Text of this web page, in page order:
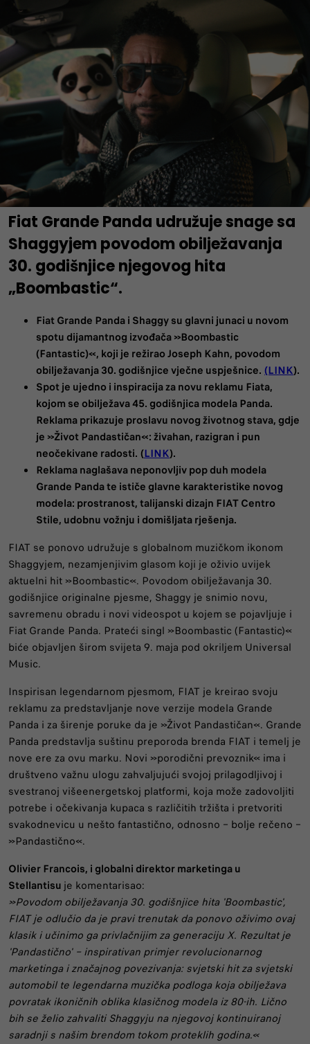
Fiat Grande Panda udružuje snage sa
Shaggyjem povodom obilježavanja
30. godišnjice njegovog hita
„Boombastic“.
Fiat Grande Panda i Shaggy su glavni junaci u novom
spotu dijamantnog izvođača »Boombastic
(Fantastic)«, koji je režirao Joseph Kahn, povodom
obilježavanja 30. godišnjice vječne uspješnice. (LINK).
Spot je ujedno i inspiracija za novu reklamu Fiata,
kojom se obilježava 45. godišnjica modela Panda.
Reklama prikazuje proslavu novog životnog stava, gdje
je »Život Pandastičan«: živahan, razigran i pun
neočekivane radosti. (LINK).
Reklama naglašava neponovljiv pop duh modela
Grande Panda te ističe glavne karakteristike novog
modela: prostranost, talijanski dizajn FIAT Centro
Stile, udobnu vožnju i domišljata rješenja.
FIAT se ponovo udružuje s globalnom muzičkom ikonom
Shaggyjem, nezamjenjivim glasom koji je oživio uvijek
aktuelni hit »Boombastic«. Povodom obilježavanja 30.
godišnjice originalne pjesme, Shaggy je snimio novu,
savremenu obradu i novi videospot u kojem se pojavljuje i
Fiat Grande Panda. Prateći singl »Boombastic (Fantastic)«
biće objavljen širom svijeta 9. maja pod okriljem Universal
Music.
Inspirisan legendarnom pjesmom, FIAT je kreirao svoju
reklamu za predstavljanje nove verzije modela Grande
Panda i za širenje poruke da je »Život Pandastičan«. Grande
Panda predstavlja suštinu preporoda brenda FIAT i temelj je
nove ere za ovu marku. Novi »porodični prevoznik« ima i
društveno važnu ulogu zahvaljujući svojoj prilagodljivoj i
svestranoj višeenergetskoj platformi, koja može zadovoljiti
potrebe i očekivanja kupaca s različitih tržišta i pretvoriti
svakodnevicu u nešto fantastično, odnosno – bolje rečeno –
»Pandastično«.
Olivier Francois, i globalni direktor marketinga u
Stellantisu je komentarisao:
»Povodom obilježavanja 30. godišnjice hita 'Boombastic',
FIAT je odlučio da je pravi trenutak da ponovo oživimo ovaj
klasik i učinimo ga privlačnijim za generaciju X. Rezultat je
'Pandastično' – inspirativan primjer revolucionarnog
marketinga i značajnog povezivanja: svjetski hit za svjetski
automobil te legendarna muzička podloga koja obilježava
povratak ikoničnih oblika klasičnog modela iz 80-ih. Lično
bih se želio zahvaliti Shaggyju na njegovoj kontinuiranoj
saradnji s našim brendom tokom proteklih godina.«